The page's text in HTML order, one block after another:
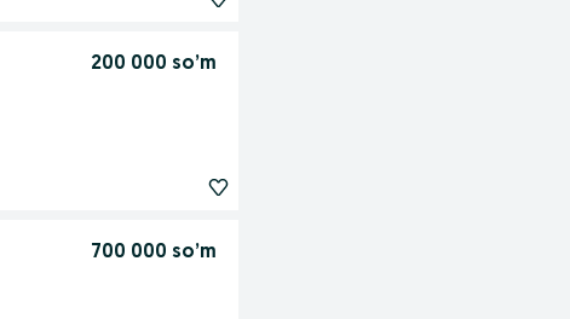
200 000 so’m
700 000 so’m